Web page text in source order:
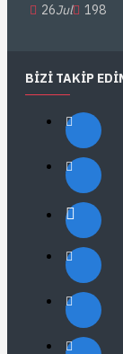
26Jul 198
BIZI TAKIP